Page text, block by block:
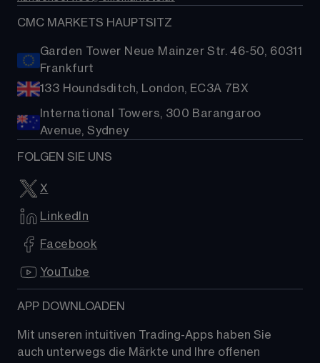
Aktien-Baskets
Presse
CMC MARKETS HAUPTSITZ
Garden Tower Neue Mainzer Str. 46-50, 60311
Frankfurt
133 Houndsditch, London, EC3A 7BX
International Towers, 300 Barangaroo
Avenue, Sydney
FOLGEN SIE UNS
X
LinkedIn
Facebook
YouTube
APP DOWNLOADEN
Mit unseren intuitiven Trading-Apps haben Sie
auch unterwegs die Märkte und Ihre offenen